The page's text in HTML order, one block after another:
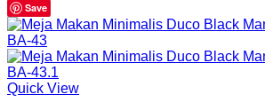
Save
Quick View